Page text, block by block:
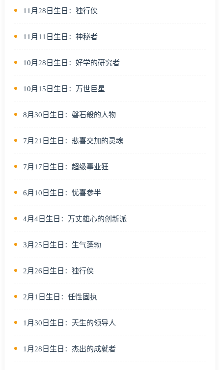
11月28日生日：独行侠
11月11日生日：神秘者
10月28日生日：好学的研究者
10月15日生日：万世巨星
8月30日生日：磐石般的人物
7月21日生日：悲喜交加的灵魂
7月17日生日：超级事业狂
6月10日生日：忧喜参半
4月4日生日：万丈雄心的创新派
3月25日生日：生气蓬勃
2月26日生日：独行侠
2月1日生日：任性固执
1月30日生日：天生的领导人
1月28日生日：杰出的成就者